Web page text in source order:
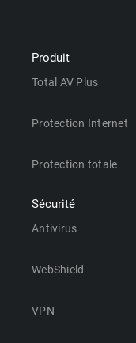
Produit
Total AV Plus
Protection Internet
Protection totale
Sécurité
Antivirus
WebShield
VPN